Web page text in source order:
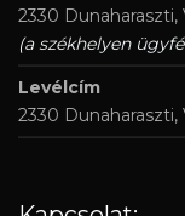
2330 Dunaharaszti,
(a székhelyen
Levélcím
2330 Dunaharaszti,